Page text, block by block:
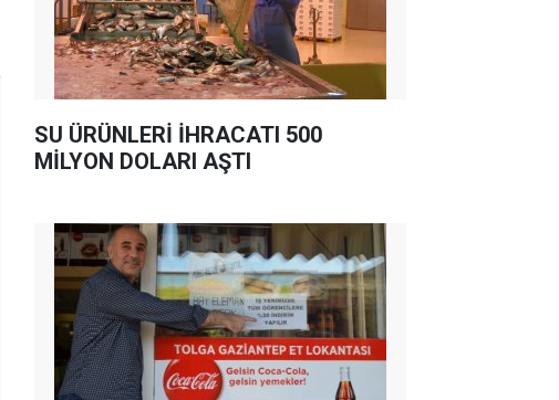
SU ÜRÜNLERİ İHRACATI 500
MİLYON DOLARI AŞTI